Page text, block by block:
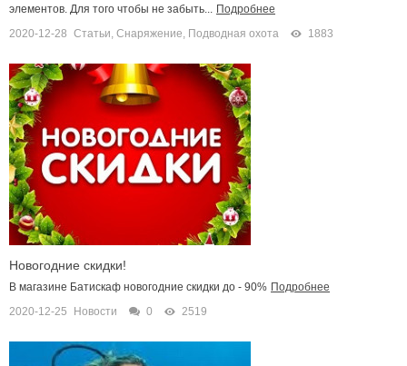
элементов. Для того чтобы не забыть... Подробнее
2020-12-28 Статьи, Снаряжение, Подводная охота 1883
Новогодние скидки!
В магазине Батискаф новогодние скидки до - 90% Подробнее
2020-12-25
Новости 0 2519